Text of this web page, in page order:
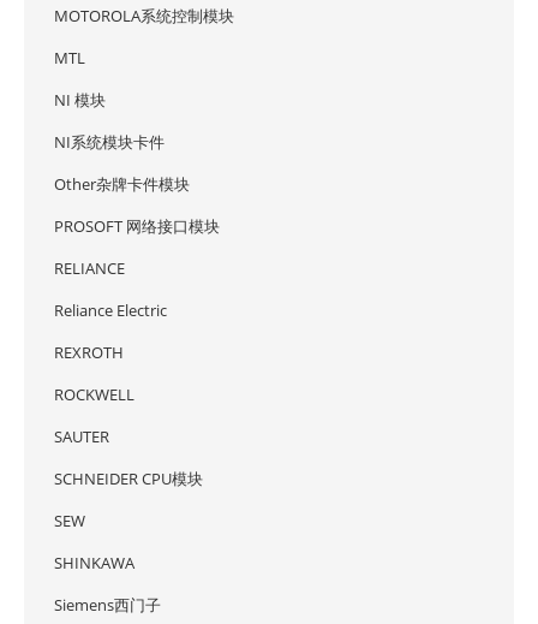
MOTOROLA系统控制模块
MTL
NI 模块
NI系统模块卡件
Other杂牌卡件模块
PROSOFT 网络接口模块
RELIANCE
Reliance Electric
REXROTH
ROCKWELL
SAUTER
SCHNEIDER CPU模块
SEW
SHINKAWA
Siemens西门子